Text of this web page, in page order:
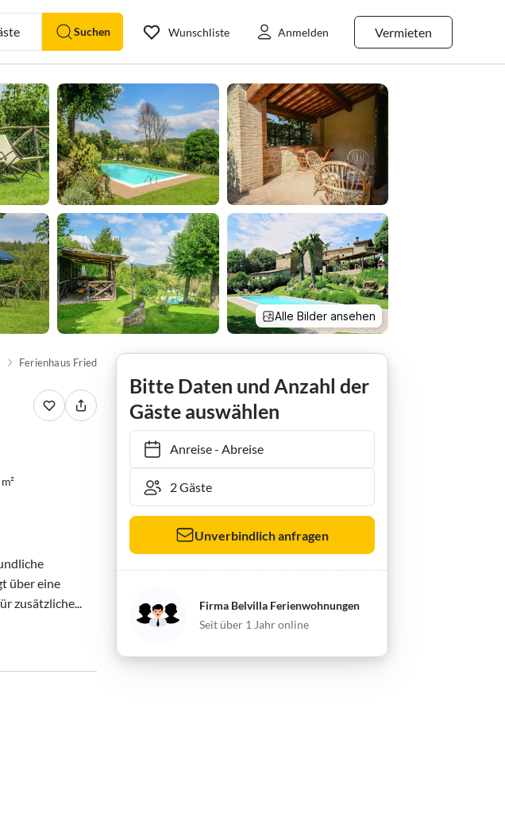
Suchen Vermieten
Wunschliste Anmelden
Alle Bilder ansehen
über eine
zusätzliche...
Bitte Daten und Anzahl der
Gäste auswählen
Anreise- Abreise
Unverbindlich anfragen
Firma Belvilla Ferienwohnungen
Seit über 1 Jahr online